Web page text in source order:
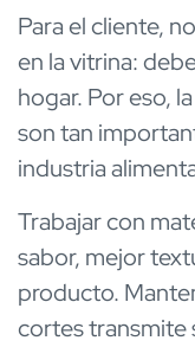
Para el cliente,
en la vitrina:
hogar. Por eso, la
son tan
industria
Trabajar con
sabor, mejor
producto.
cortes transmite